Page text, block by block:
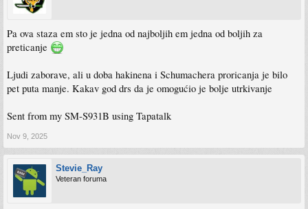
Pa ova staza em sto je jedna od najboljih em jedna od boljih za
preticanje
Ljudi zaborave, ali u doba hakinena i Schumachera proricanja je bilo
pet puta manje. Kakav god drs da je omogućio je bolje utrkivanje
Sent from my SM-S931B using Tapatalk
Nov 9, 2025
Stevie_Ray
Veteran foruma